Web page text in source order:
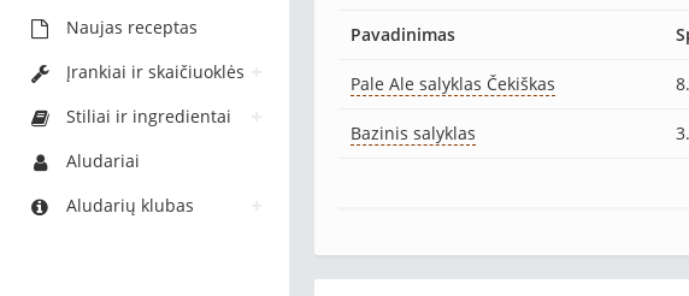
Naujas receptas
Įrankiai ir skaičiuoklės
Stiliai ir ingredientai
Aludariai
Aludarių klubas
Pavadinimas
Pale Ale salyklas Čekiškas
Bazinis salyklas